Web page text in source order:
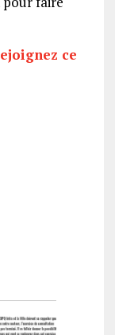
ce